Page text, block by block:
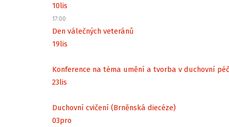
10lis
17:00
Den válečných veteránů
19lis
Konference na téma umění a tvorba v duchovní
23lis
Duchovní cvičení (Brněnská diecéze)
03pro